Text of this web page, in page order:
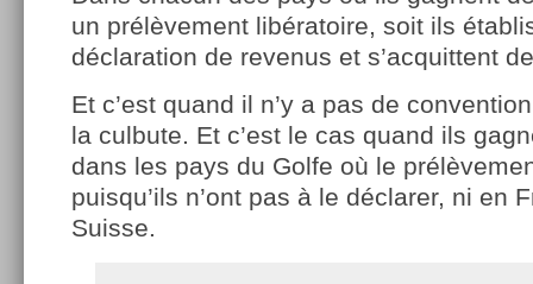
un prélèvement libératoire, soit ils
déclaration de revenus et s’acquittent
Et c’est quand il n’y a pas de
la culbute. Et c’est le cas quand ils
dans les pays du Golfe où le
puisqu’ils n’ont pas à le déclarer, ni en
Suisse.